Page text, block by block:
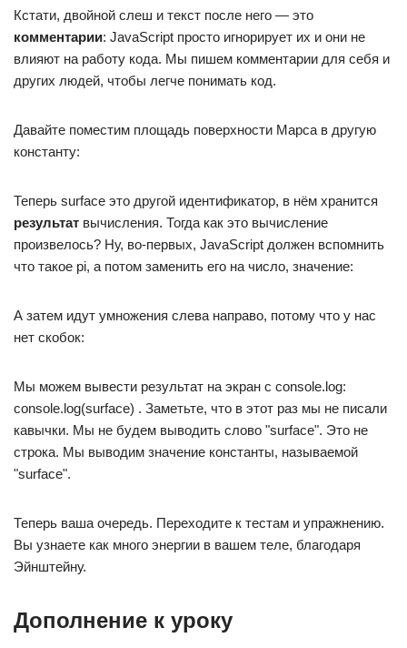
Кстати, двойной слеш и текст после него — это
комментарии: JavaScript просто игнорирует их и они не
влияют на работу кода. Мы пишем комментарии для себя и
других людей, чтобы легче понимать код.
Давайте поместим площадь поверхности Марса в другую
константу:
Теперь surface это другой идентификатор, в нём хранится
результат вычисления. Тогда как это вычисление
произвелось? Ну, во-первых, JavaScript должен вспомнить
что такое pi, а потом заменить его на число, значение:
А затем идут умножения слева направо, потому что у нас
нет скобок:
Мы можем вывести результат на экран с console.log:
console.log(surface) . Заметьте, что в этот раз мы не писали
кавычки. Мы не будем выводить слово "surface". Это не
строка. Мы выводим значение константы, называемой
"surface".
Теперь ваша очередь. Переходите к тестам и упражнению.
Вы узнаете как много энергии в вашем теле, благодаря
Эйнштейну.
Дополнение к уроку